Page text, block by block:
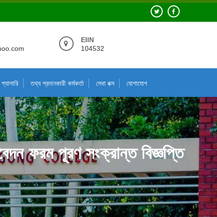
EIIN
104532
গ্যালারি তথ্য প্রদানকারী কর্মকর্তা সেবা বক্স যোগাযোগ
ফরম পূরণ সংক্রান্ত বিজ্ঞপ্তি